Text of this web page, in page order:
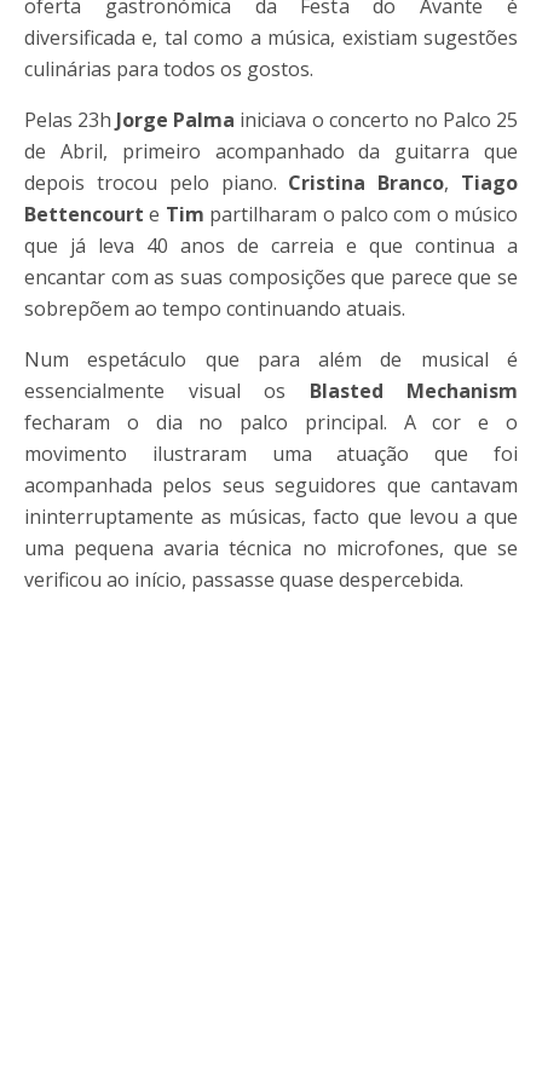
oferta gastronómica da Festa do Avante é
diversificada e, tal como a música, existiam sugestões
culinárias para todos os gostos.
Pelas 23h Jorge Palma iniciava o concerto no Palco 25
de Abril, primeiro acompanhado da guitarra que
depois trocou pelo piano. Cristina Branco, Tiago
Bettencourt e Tim partilharam o palco com o músico
que já leva 40 anos de carreia e que continua a
encantar com as suas composições que parece que se
sobrepõem ao tempo continuando atuais.
Num espetáculo que para além de musical é
essencialmente visual os Blasted Mechanism
fecharam o dia no palco principal. A cor e o
movimento ilustraram uma atuação que foi
acompanhada pelos seus seguidores que cantavam
ininterruptamente as músicas, facto que levou a que
uma pequena avaria técnica no microfones, que se
verificou ao início, passasse quase despercebida.